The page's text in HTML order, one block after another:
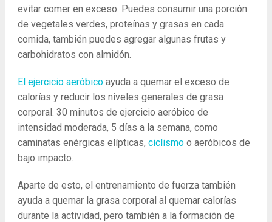
evitar comer en exceso. Puedes consumir una porción
de vegetales verdes, proteínas y grasas en cada
comida, también puedes agregar algunas frutas y
carbohidratos con almidón.
El ejercicio aeróbicoayuda a quemar el exceso de
calorías y reducir los niveles generales de grasa
corporal. 30 minutos de ejercicio aeróbico de
intensidad moderada, 5 días a la semana, como
caminatas enérgicas elípticas, ciclismoo aeróbicos de
bajo impacto.
Aparte de esto, el entrenamiento de fuerza también
ayuda a quemar la grasa corporal al quemar calorías
durante la actividad, pero también a la formación de